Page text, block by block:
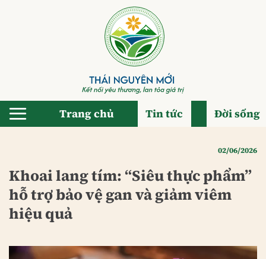
Trang chủ Tin tức Đời sống
02/06/2026
Khoai lang tím: “Siêu thực phẩm”
hỗ trợ bảo vệ gan và giảm viêm
hiệu quả